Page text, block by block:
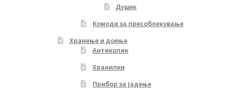
Душек
Комоди за пресоблекување
Хранење и доење
Антиколик
Хранилки
Прибор за јадење